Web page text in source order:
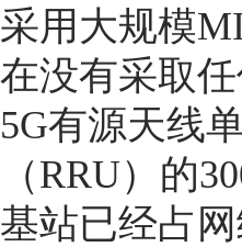
采用大规模
在没有采取
5G有源天线
（RRU）的
基站已经占